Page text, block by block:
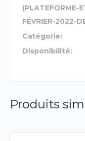
(PLATEFORME-
FÉVRIER-2022-
Catégorie:
Disponibilité:
Produits